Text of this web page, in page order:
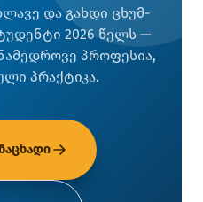
და გახდი ცხუმ-
2026 წელს —
პროფესია,
პრაქტიკა.